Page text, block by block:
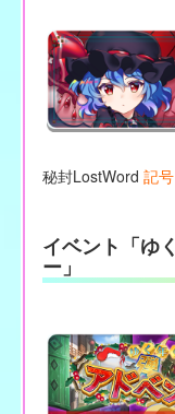
秘封LostWord 記号
イベント「ゆ
ー」